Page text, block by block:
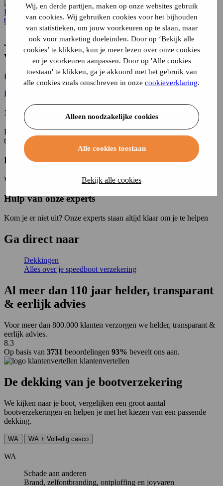
Wij, en derde partijen, maken op onze websites gebruik
van cookies. Wij gebruiken cookies voor het bijhouden
van statistieken, om jouw voorkeuren op te slaan, maar
ook voor marketing doeleinden. Door op ‘Bekijk alle
cookies’ te klikken, kun je meer lezen over onze cookies
en je voorkeuren aanpassen. Door op 'Alle cookies
toestaan' te klikken, ga je akkoord met het gebruik van
alle cookies zoals omschreven in onze cookieverklaring.
Alleen noodzakelijke cookies
Alle cookies toestaan
Bekijk alle cookies
Home bootverzekering
Speedboot verzekeren
bootverzekering
Je speedbootmakkelijkensnel
verzekeren
Bereken direct de premie van uw bootverzekering!
Bereken premie
14 dagen bedenktijd
Probeer ons product risicovrij met de 14-daagse
tevredenheidsgarantie
Een breed aanbod
Wij vergelijken de meeste verzekeraars voor jou
Hulp van onze experts
Kom je er niet uit? Onze experts staan altijd klaar om je te helpen
Ga direct naar
Dekkingen
Alles over je speedboot verzekering
Al meer dan 110 jaar helder, transparant
& eerlijk advies
Voor meer dan 800.000 klanten verzorgen we helder, transparant &
eerlijk advies.
8.3
Op basis van 3731 beoordelingen 93% beveelt ons aan.
klantenvertellen
De dekking van je bootverzekering
We kijken naar je boot, vergelijken een groot aantal
bootverzekeringen en helpen je met het kiezen van een passende
dekking.
WA WA + Volledig casco
WA
Schade aan anderen
Brand, zelfontbranding, ontploffing en joyvaren